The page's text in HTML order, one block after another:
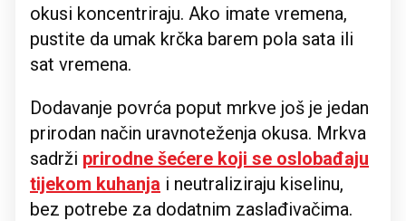
okusi koncentriraju. Ako imate vremena,
pustite da umak krčka barem pola sata ili
sat vremena.
Dodavanje povrća poput mrkve još je jedan
prirodan način uravnoteženja okusa. Mrkva
sadrži prirodne šećere koji se oslobađaju
tijekom kuhanja i neutraliziraju kiselinu,
bez potrebe za dodatnim zaslađivačima.